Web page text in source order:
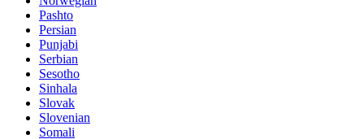
Pashto
Persian
Punjabi
Serbian
Sesotho
Sinhala
Slovak
Slovenian
Somali